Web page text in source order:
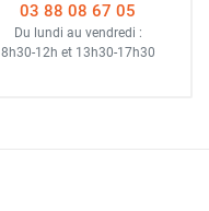
03 88 08 67 05
Du lundi au vendredi :
8h30-12h et 13h30-17h30